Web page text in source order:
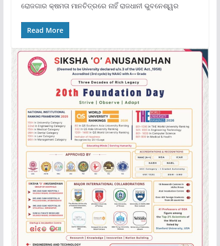
ରୋଜଗାର କ୍ଷମତା ମାନଚିତ୍ରରେ ନାହିଁ ରାଜଧାନୀ ଭୁବନେଶ୍ୱର
Read More